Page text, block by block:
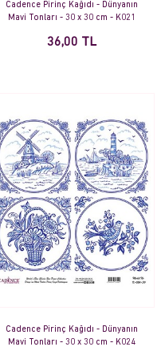
Cadence Pirinç Kağıdı - Dünyanın
Mavi Tonları - 30 x 30 cm - K021
36,00 TL
Cadence Pirinç Kağıdı - Dünyanın
Mavi Tonları - 30 x 30 cm - K024